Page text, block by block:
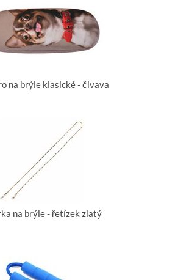
na brýle klasické - čivava
na brýle - řetízek zlatý